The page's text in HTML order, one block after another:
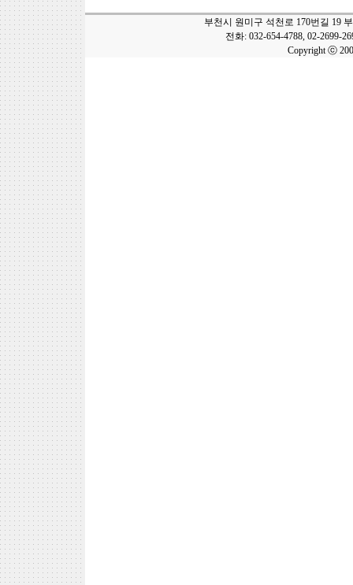
부천시 원미구 석천로 170번길 19
전화: 032-654-4788, 02-2699-
Copyright ⓒ